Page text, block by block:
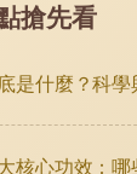
搶先看
是什麼？科
核心功效：哪